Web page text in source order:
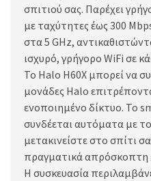
σπιτιού σας. Παρέχει
με ταχύτητες έως 300
στα 5 GHz,
ισχυρό, γρήγορο WiFi σε
Το Halo H60X μπορεί να
μονάδες Halo
ενοποιημένο δίκτυο. Το
συνδέεται αυτόματα με
μετακινείστε στο σπίτι
πραγματικά απρόσκοπτη
Η συσκευασία